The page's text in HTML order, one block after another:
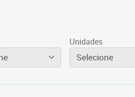
Unidades
Selecione